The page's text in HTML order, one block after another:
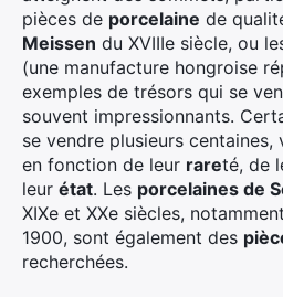
pièces de porcelaine de
Meissen du XVIIIe siècle, ou
(une manufacture hongroise
exemples de trésors qui se
souvent impressionnants.
se vendre plusieurs centaines,
en fonction de leur rareté, de
leur état. Les porcelaines de
XIXe et XXe siècles,
1900, sont également des
recherchées.